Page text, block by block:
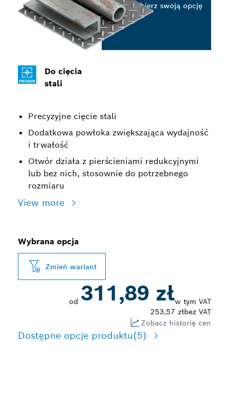
Do cięcia
stali
Precyzyjne cięcie stali
Dodatkowa powłoka zwiększająca wydajność
i trwałość
Otwór działa z pierścieniami redukcyjnymi
lub bez nich, stosownie do potrzebnego
rozmiaru
View more
Wybierz swoją opcję
Wybrana opcja
Zmień wariant
od 311,89 złw tym VAT
253,57 złbez VAT
Zobacz historię cen
Dostępne opcje produktu(5)